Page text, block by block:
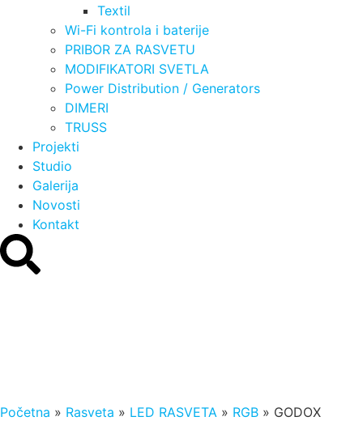
Textil
Wi-Fi kontrola i baterije
PRIBOR ZA RASVETU
MODIFIKATORI SVETLA
Power Distribution / Generators
DIMERI
TRUSS
Projekti
Studio
Galerija
Novosti
Kontakt
Početna » Rasveta » LED RASVETA » RGB » GODOX